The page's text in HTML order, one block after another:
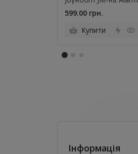
599.00 грн.
Купити
Інформація